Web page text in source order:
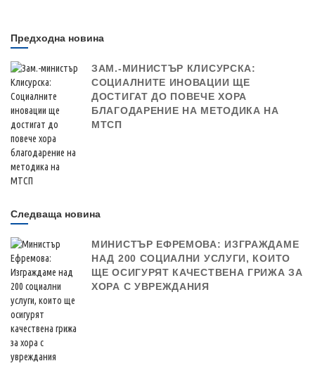
Предходна новина
ЗАМ.-МИНИСТЪР КЛИСУРСКА:
СОЦИАЛНИТЕ ИНОВАЦИИ ЩЕ
ДОСТИГАТ ДО ПОВЕЧЕ ХОРА
БЛАГОДАРЕНИЕ НА МЕТОДИКА НА
МТСП
Следваща новина
МИНИСТЪР ЕФРЕМОВА: ИЗГРАЖДАМЕ
НАД 200 СОЦИАЛНИ УСЛУГИ, КОИТО
ЩЕ ОСИГУРЯТ КАЧЕСТВЕНА ГРИЖА ЗА
ХОРА С УВРЕЖДАНИЯ